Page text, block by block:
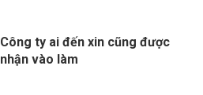
Công ty ai đến xin cũng được
nhận vào làm